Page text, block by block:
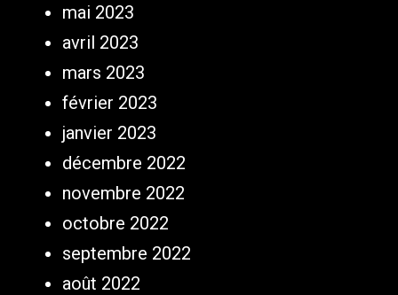
mai 2023
avril 2023
mars 2023
février 2023
janvier 2023
décembre 2022
novembre 2022
octobre 2022
septembre 2022
août 2022